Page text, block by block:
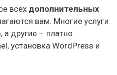
всех дополнительных
вам. Многие услуги
а другие – платно.
установка WordPress и